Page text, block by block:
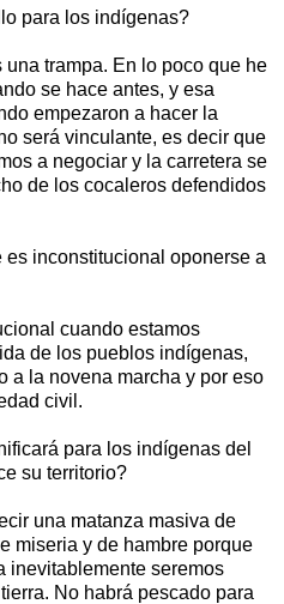
para los indígenas?
trampa. En lo poco que he
se hace antes, y esa
empezaron a hacer la
será vinculante, es decir que
a negociar y la carretera se
de los cocaleros defendidos
es inconstitucional oponerse a
cuando estamos
de los pueblos indígenas,
a la novena marcha y por eso
civil.
para los indígenas del
su territorio?
una matanza masiva de
miseria y de hambre porque
inevitablemente seremos
No habrá pescado para